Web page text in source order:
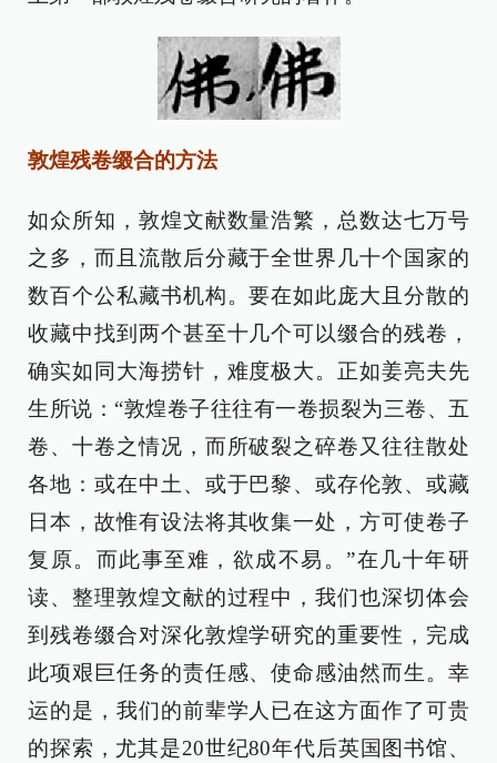
敦煌残卷缀合的方法
如众所知，敦煌文献数量浩繁，总数达七万号
之多，而且流散后分藏于全世界几十个国家的
数百个公私藏书机构。要在如此庞大且分散的
收藏中找到两个甚至十几个可以缀合的残卷，
确实如同大海捞针，难度极大。正如姜亮夫先
生所说：“敦煌卷子往往有一卷损裂为三卷、五
卷、十卷之情况，而所破裂之碎卷又往往散处
各地：或在中土、或于巴黎、或存伦敦、或藏
日本，故惟有设法将其收集一处，方可使卷子
复原。而此事至难，欲成不易。”在几十年研
读、整理敦煌文献的过程中，我们也深切体会
到残卷缀合对深化敦煌学研究的重要性，完成
此项艰巨任务的责任感、使命感油然而生。幸
运的是，我们的前辈学人已在这方面作了可贵
的探索，尤其是20世纪80年代后英国图书馆、